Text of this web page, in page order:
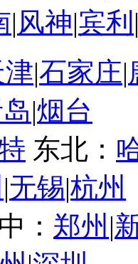
|风神|宾利
津|石家庄|
|烟台
东北：
|无锡|杭州
： 郑州 |